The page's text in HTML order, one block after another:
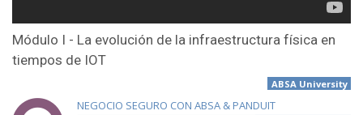
Módulo I - La evolución de la infraestructura física en
tiempos de IOT
ABSA University
NEGOCIO SEGURO CON ABSA & PANDUIT